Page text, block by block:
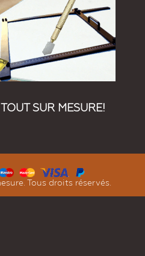
SUR MESURE!
Tous droits réservés.